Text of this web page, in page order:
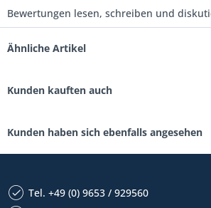
Bewertungen lesen, schreiben und
Ähnliche Artikel
Kunden kauften auch
Kunden haben sich ebenfalls angesehen
Tel. +49 (0) 9653 / 929560